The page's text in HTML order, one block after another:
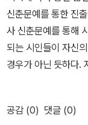
된다..그리고 서로에
아픔으로 전달이 된
면 한순님이 살아온
서 그런 것 같았다..
회전문은 사람들을
수선하고> 일부 그
것은 기껏해야 땀 냄
몸살에 걸려 아파하
잠을 즐기는 시간 “
오후> 있어야 하는
은 쓸쓸함 아닐까?
신춘문예를 통한 진
사 신춘문예를 통해
되는 시인들이 자신
경우가 아닌 듯하다.
등단 이후 오랫동안
로 다가오는 이유가
공감 (0) 댓글 (0)